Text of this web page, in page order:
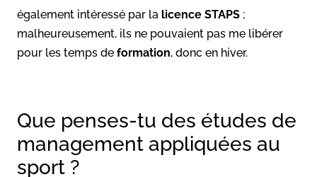
également intéressé par la licence STAPS ;
malheureusement, ils ne pouvaient pas me libérer
pour les temps de formation, donc en hiver.
Que penses-tu des études de
management appliquées au
sport ?